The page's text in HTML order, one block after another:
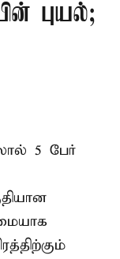
புயல்;
5 பேர்